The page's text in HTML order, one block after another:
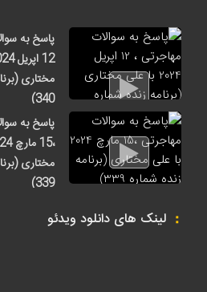
پاسخ به
مختاری
340)
1 ماه قبل
پاسخ به
مختاری
339)
لینک های دانلود ویدئو